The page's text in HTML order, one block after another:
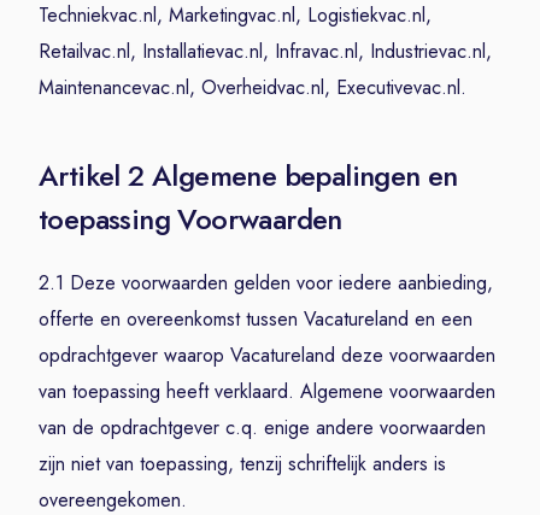
Techniekvac.nl, Marketingvac.nl, Logistiekvac.nl,
Retailvac.nl, Installatievac.nl, Infravac.nl, Industrievac.nl,
Maintenancevac.nl, Overheidvac.nl, Executivevac.nl.
Artikel 2 Algemene bepalingen en
toepassing Voorwaarden
2.1 Deze voorwaarden gelden voor iedere aanbieding,
offerte en overeenkomst tussen Vacatureland en een
opdrachtgever waarop Vacatureland deze voorwaarden
van toepassing heeft verklaard. Algemene voorwaarden
van de opdrachtgever c.q. enige andere voorwaarden
zijn niet van toepassing, tenzij schriftelijk anders is
overeengekomen.